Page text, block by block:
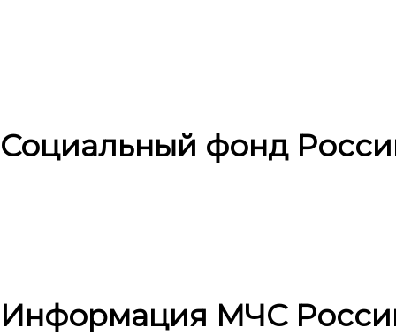
Социальный фонд
Информация МЧС